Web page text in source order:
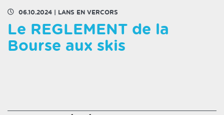
06.10.2024 LANS EN VERCORS
Le REGLEMENT de la
Bourse aux skis